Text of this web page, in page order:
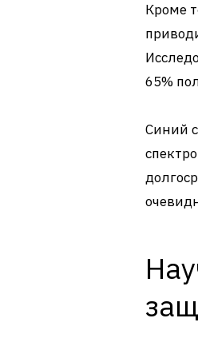
Кроме
65%
Синий